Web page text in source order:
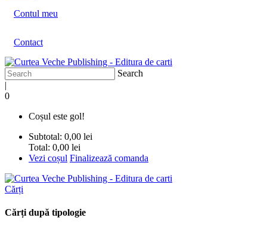
Contul meu
Contact
Search
|
0
Coșul este gol!
Subtotal: 0,00 lei
Total: 0,00 lei
Vezi coșul Finalizează comanda
Cărți
Cărți după tipologie